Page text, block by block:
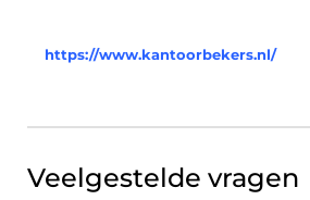
https://www.kantoorbekers.nl/
Veelgestelde vragen